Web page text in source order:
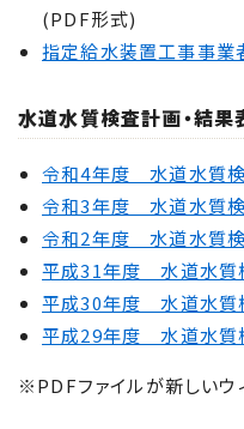
(PDF形式)
指定給水装置工事事業
水道水質検査計画・結果
令和4年度 水道水質
令和3年度 水道水質
令和2年度 水道水質
平成31年度 水道水質
平成30年度 水道水質
平成29年度 水道水質
※PDFファイルが新しいウ